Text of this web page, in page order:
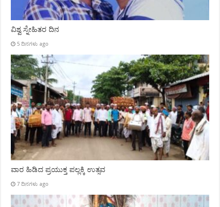
ವಿಶ್ವ ಸ್ನೇಹಿತರ ದಿನ
5 ದಿನಗಳು ago
ವಾರ ಹಿಡಿದ ಪ್ರಯುಕ್ತ ಪಲ್ಲಕ್ಕಿ ಉತ್ಸವ
7 ದಿನಗಳು ago